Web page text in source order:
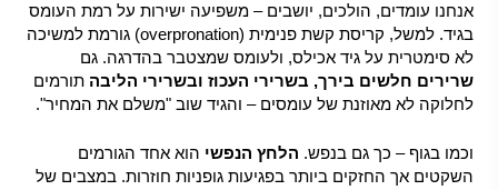
אנחנו עומדים, הולכים, יושבים – משפיעה ישירות על רמת העומס
בגיד. למשל, קריסת קשת פנימית
(overpronation) גורמת למשיכה
לא סימטרית על גיד אכילס, ולעומס שמצטבר בהדרגה. גם
שרירים חלשים בירך, בשרירי העכוז ובשרירי הליבה תורמים
לחלוקה לא מאוזנת של עומסים – והגיד שוב "משלם את המחיר".
וכמו בגוף – כך גם בנפש. הלחץ הנפשי הוא אחד הגורמים
השקטים אך החזקים ביותר בפגיעות גופניות חוזרות. במצבים של